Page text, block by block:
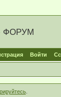
- ФОРУМ
Войти
.